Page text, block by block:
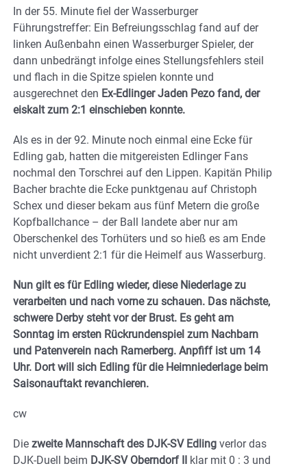
In der 55. Minute fiel der Wasserburger
Führungstreffer: Ein Befreiungsschlag fand auf der
linken Außenbahn einen Wasserburger Spieler, der
dann unbedrängt infolge eines Stellungsfehlers steil
und flach in die Spitze spielen konnte und
ausgerechnet den Ex-Edlinger Jaden Pezo fand, der
eiskalt zum 2:1 einschieben konnte.
Als es in der 92. Minute noch einmal eine Ecke für
Edling gab, hatten die mitgereisten Edlinger Fans
nochmal den Torschrei auf den Lippen. Kapitän Philip
Bacher brachte die Ecke punktgenau auf Christoph
Schex und dieser bekam aus fünf Metern die große
Kopfballchance – der Ball landete aber nur am
Oberschenkel des Torhüters und so hieß es am Ende
nicht unverdient 2:1 für die Heimelf aus Wasserburg.
Nun gilt es für Edling wieder, diese Niederlage zu
verarbeiten und nach vorne zu schauen. Das nächste,
schwere Derby steht vor der Brust. Es geht am
Sonntag im ersten Rückrundenspiel zum Nachbarn
und Patenverein nach Ramerberg. Anpfiff ist um 14
Uhr. Dort will sich Edling für die Heimniederlage beim
Saisonauftakt revanchieren.
cw
Die zweite Mannschaft des DJK-SV Edling verlor das
DJK-Duell beim DJK-SV Oberndorf II klar mit 0 : 3 und